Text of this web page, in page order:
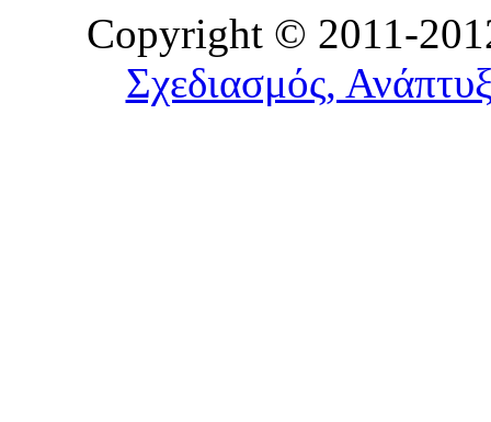
Copyright © 2011-
Σχεδιασμός,